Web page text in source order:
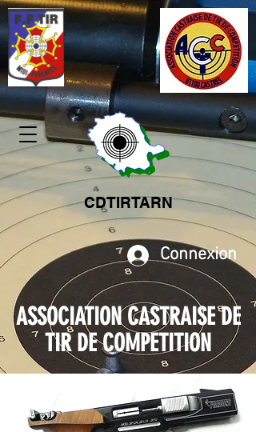
CDTIRTARN
Connexion
ASSOCIATION CASTRAISE DE
TIR DE COMPETITION